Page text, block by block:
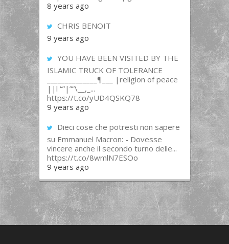
8 years ago
CHRIS BENOIT
9 years ago
YOU HAVE BEEN VISITED BY THE
ISLAMIC TRUCK OF TOLERANCE
______________¶___ |religion of peace
||l “”|””\__,_...
https://t.co/yUD4QSKQ78
9 years ago
Dieci cose che potresti non sapere
su Emmanuel Macron: - Dovesse
vincere anche il secondo turno delle...
https://t.co/8wmlN7ESOo
9 years ago